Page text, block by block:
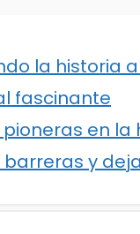
la historia
fascinante
pioneras en la
y